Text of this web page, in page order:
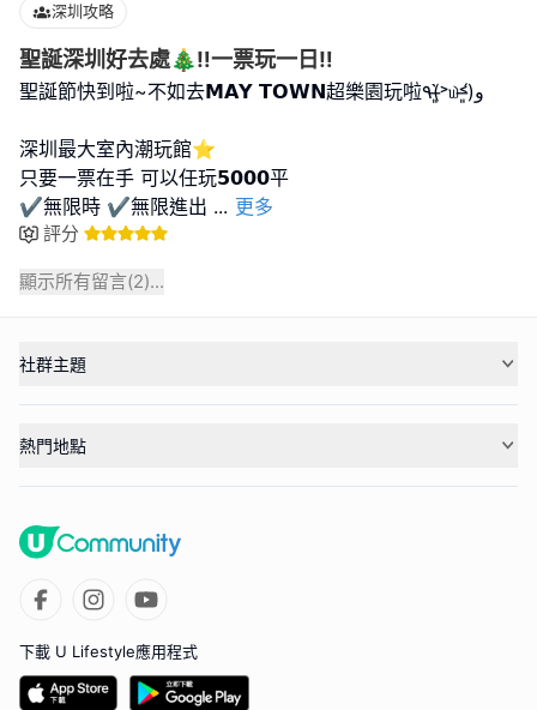
深圳攻略
聖誕深圳好去處🎄‼️一票玩一日‼️
聖誕節快到啦~不如去𝗠𝗔𝗬 𝗧𝗢𝗪𝗡超樂園玩啦٩(˃̶͈̀௰˂̶͈́)و
深圳最大室內潮玩館⭐️
只要一票在手 可以任玩𝟱𝟬𝟬𝟬平
✔️無限時 ✔️無限進出 ... 更多
評分
顯示所有留言(2)...
社群主題
熱門地點
下載 U Lifestyle應用程式